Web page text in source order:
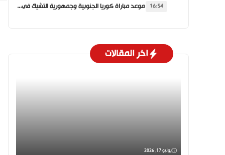
16:54 موعد مباراة كوريا الجنوبية وجمهورية التشيك في كأس العالم 2026 والقنوات الناقلة
اخر المقالات
يونيو 17, 2026